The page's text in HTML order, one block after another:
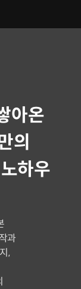
아온
의
하우
과
,